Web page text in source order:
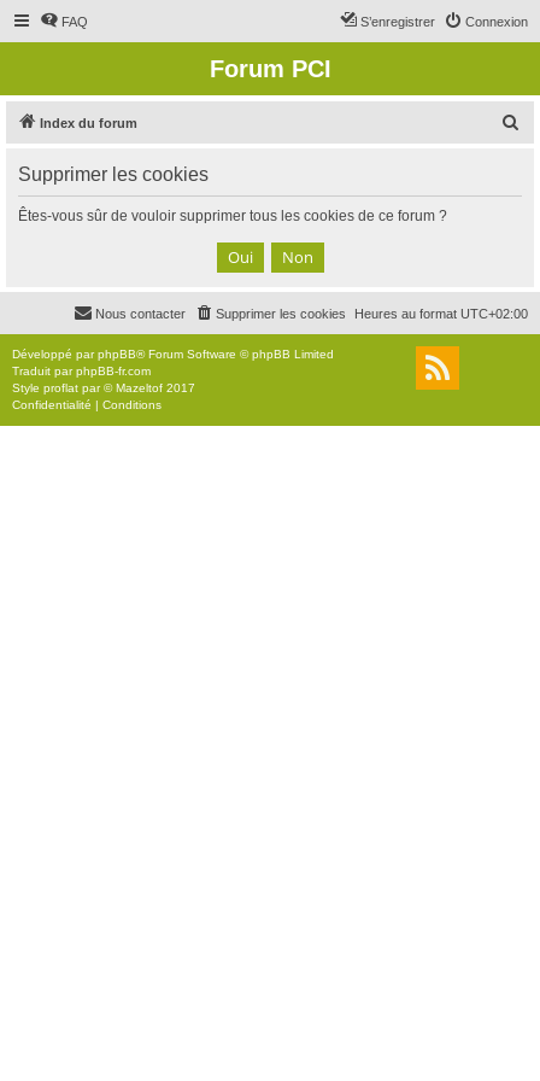
FAQ Connexion
S’enregistrer
Forum PCI
Index du forum
c
Supprimer les cookies
Êtes-vous sûr de vouloir supprimer tous les cookies de ce forum ?
Heures au format UTC+02:00
Supprimer les cookies
Nous contacter
Développé parphpBB® Forum Software © phpBB Limited
Traduit parphpBB-fr.com
Style proflat par ©Mazeltof 2017
Confidentialité | Conditions